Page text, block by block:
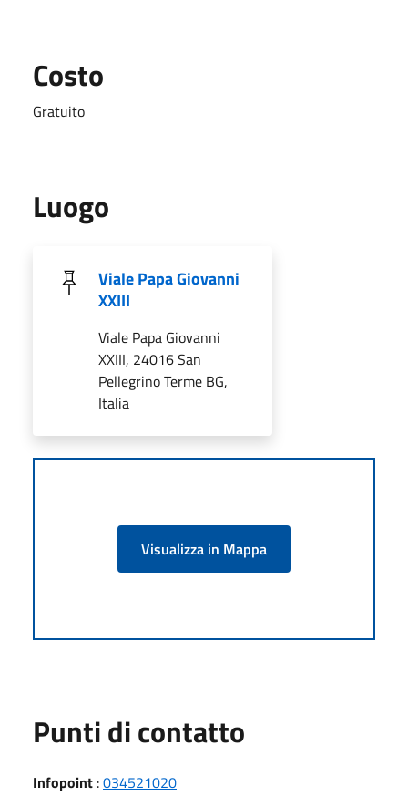
Costo
Gratuito
Luogo
Viale Papa Giovanni
XXIII
Viale Papa Giovanni
XXIII, 24016 San
Pellegrino Terme BG,
Italia
Visualizza in Mappa
Punti di contatto
Infopoint :034521020